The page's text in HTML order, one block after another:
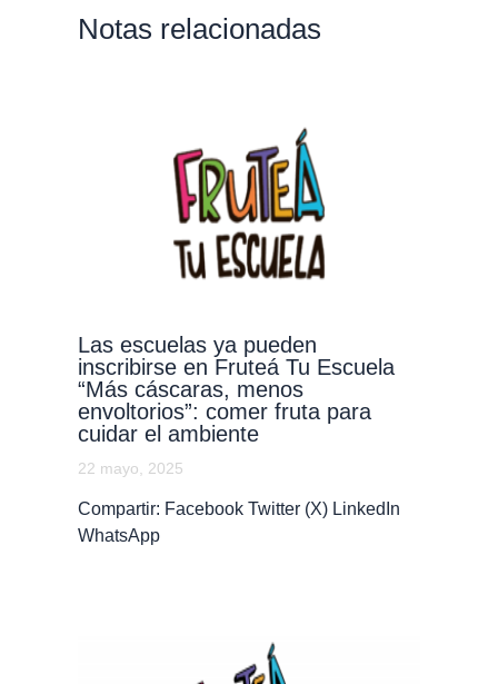
Notas relacionadas
Las escuelas ya pueden
inscribirse en Fruteá Tu Escuela
“Más cáscaras, menos
envoltorios”: comer fruta para
cuidar el ambiente
22 mayo, 2025
Compartir: Facebook Twitter (X) LinkedIn
WhatsApp